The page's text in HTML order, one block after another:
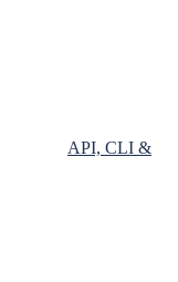
API, CLI &